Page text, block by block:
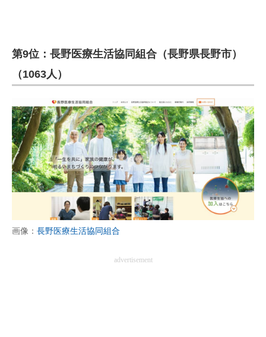
建設×テクノロジーの最前線
ちょっと気になるネットの話題
第9位：長野医療生活協同組合（長野県長野市）
（1063人）
画像： 長野医療生活協同組合
advertisement